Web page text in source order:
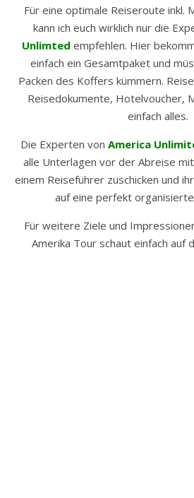
Für eine optimale Reiseroute inkl.
kann ich euch wirklich nur die
Unlimted empfehlen. Hier
einfach ein Gesamtpaket und
Packen des Koffers kümmern.
Reisedokumente, Hotelvoucher,
einfach alles.
Die Experten von America
alle Unterlagen vor der Abreise
einem Reiseführer zuschicken und
auf eine perfekt
Für weitere Ziele und
Amerika Tour schaut einfach auf